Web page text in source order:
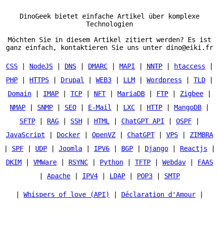
DinoGeek bietet einfache Artikel über komplexe
Technologien
Möchten Sie in diesem Artikel zitiert werden? Es ist
ganz einfach, kontaktieren Sie uns unter dino@eiki.fr
CSS NodeJS DNS DMARC MAPI NNTP htaccess
PHP
HTTPS Drupal WEB3 LLM Wordpress TLD
Domain
IMAP TCP NFT| MariaDB FTP Zigbee
NMAP
SNMP SEO E-Mail LXC HTTP MangoDB
SFTP
RAG SSH HTML ChatGPT API OSPF
JavaScript
Docker OpenVZ ChatGPT| VPS
ZIMBRA
SPF UDP Joomla IPV6 BGP Django Reactjs
DKIM
VMWare RSYNC Python TFTP Webdav
FAAS
Apache IPV4 LDAP POP3 SMTP
Whispers of love (API) Déclaration d'Amour